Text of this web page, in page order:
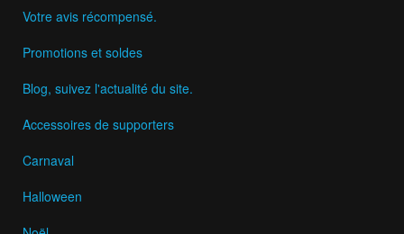
Votre avis récompensé.
Promotions et soldes
Blog, suivez l'actualité du site.
Accessoires de supporters
Carnaval
Halloween